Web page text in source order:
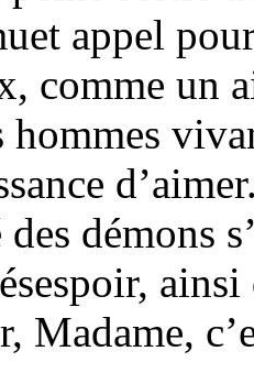
appel
comme un
hommes
démons
Madame,